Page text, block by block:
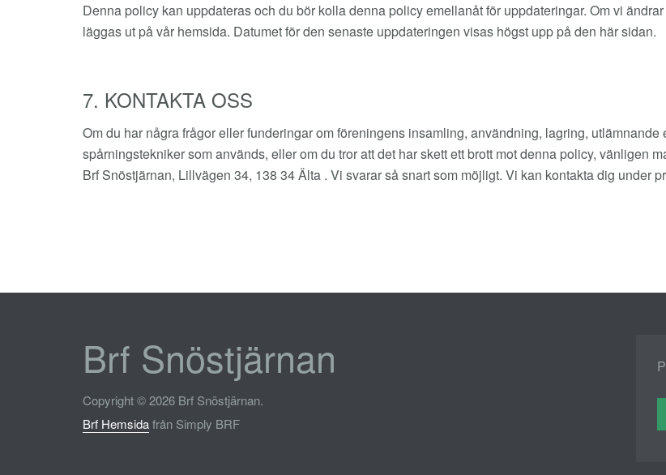
Denna policy kan uppdateras och du bör kolla denna policy emellanåt för uppdateringar. Om vi
läggas ut på vår hemsida. Datumet för den senaste uppdateringen visas högst upp på den här sidan.
7. KONTAKTA OSS
Om du har några frågor eller funderingar om föreningens insamling, användning, lagring,
spårningstekniker som används, eller om du tror att det har skett ett brott mot denna policy, vänligen
Brf Snöstjärnan, Lillvägen 34, 138 34 Älta . Vi svarar så snart som möjligt. Vi kan kontakta dig under
Brf Snöstjärnan
Copyright © 2026 Brf Snöstjärnan.
Brf Hemsidafrån Simply BRF